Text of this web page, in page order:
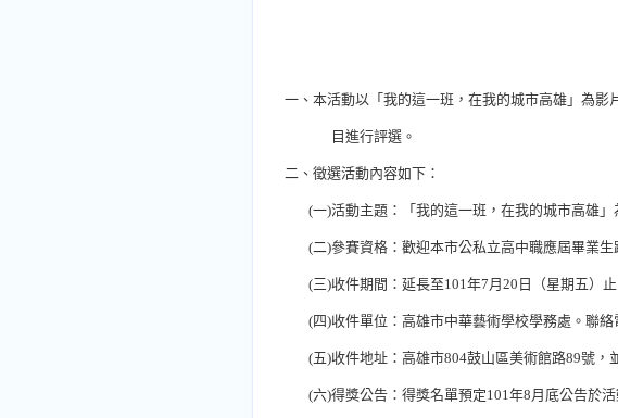
一、本活動以「我的這一班，在我的城市高雄」為影
目進行評選。
二、徵選活動內容如下：
(一)活動主題：「我的這一班，在我的城市高雄」
(二)參賽資格：歡迎本市公私立高中職應屆畢業生
(三)收件期間：延長至101年7月 20 日（星期五）
(四)收件單位：高雄市中華藝術學校學務處。聯絡
(五)收件地址：高雄市804鼓山區美術館路89號，
(六)得獎公告：得獎名單預定101年8月底公告於活